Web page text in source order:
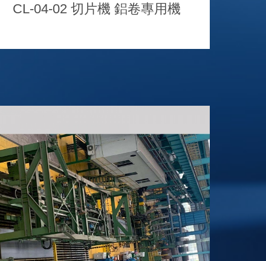
CL-04-02 切片機 鋁卷專用機